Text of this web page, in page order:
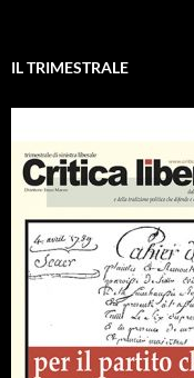
IL TRIMESTRALE